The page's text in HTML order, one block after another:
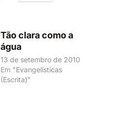
Tão clara como a
água
13 de setembro de 2010
Em "Evangelísticas
(Escrita)"